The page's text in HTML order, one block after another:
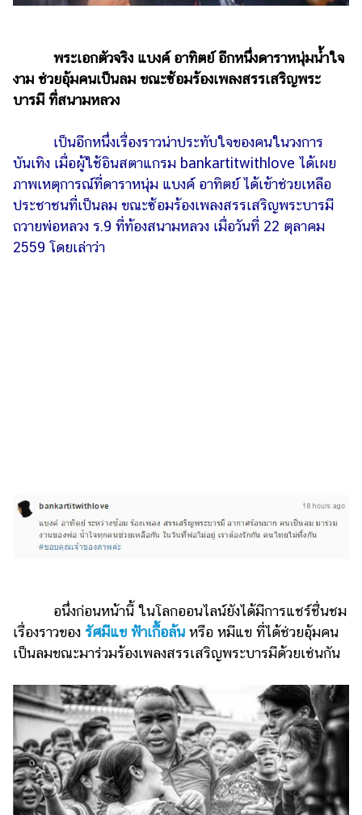
ไลฟ์
ไตล์
ผู้
หญิง
ผู้ชาย
บ้าน
และ
การ
ราคา
ทอง
ราคา
น้ำมัน
วา
ไร
ตี้
พระเอกตัวจริง แบงค์ อาทิตย์ อีกหนึ่งดาราหนุ่มน้ำใจ
งาม ช่วยอุ้มคนเป็นลม ขณะซ้อมร้องเพลงสรรเสริญพระ
บารมี ที่สนามหลวง
เป็นอีกหนึ่งเรื่องราวน่าประทับใจของคนในวงการ
บันเทิง เมื่อผู้ใช้อินสตาแกรม bankartitwithlove ได้เผย
ภาพเหตุการณ์ที่ดาราหนุ่ม แบงค์ อาทิตย์ ได้เข้าช่วยเหลือ
ประชาชนที่เป็นลม ขณะซ้อมร้องเพลงสรรเสริญพระบารมี
ถวายพ่อหลวง ร.9 ที่ท้องสนามหลวง เมื่อวันที่ 22 ตุลาคม
2559 โดยเล่าว่า
อนึ่งก่อนหน้านี้ ในโลกออนไลน์ยังได้มีการแชร์ชื่นชม
เรื่องราวของ รัศมีแข ฟ้าเกื้อล้น หรือ หมีแข ที่ได้ช่วยอุ้มคน
เป็นลมขณะมาร่วมร้องเพลงสรรเสริญพระบารมีด้วยเช่นกัน